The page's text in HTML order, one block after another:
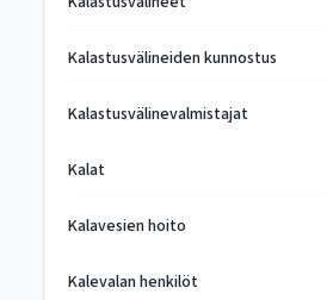
Kalastusvälineiden kunnostus
Kalastusvälinevalmistajat
Kalat
Kalavesien hoito
Kalevalan henkilöt